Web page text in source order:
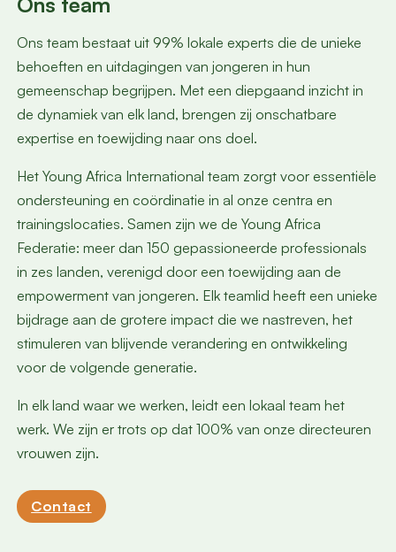
Ons team bestaat uit 99% lokale experts die de unieke
behoeften en uitdagingen van jongeren in hun
gemeenschap begrijpen. Met een diepgaand inzicht in
de dynamiek van elk land, brengen zij onschatbare
expertise en toewijding naar ons doel.
Het Young Africa International team zorgt voor essentiële
ondersteuning en coördinatie in al onze centra en
trainingslocaties. Samen zijn we de Young Africa
Federatie: meer dan 150 gepassioneerde professionals
in zes landen, verenigd door een toewijding aan de
empowerment van jongeren. Elk teamlid heeft een unieke
bijdrage aan de grotere impact die we nastreven, het
stimuleren van blijvende verandering en ontwikkeling
voor de volgende generatie.
In elk land waar we werken, leidt een lokaal team het
werk. We zijn er trots op dat 100% van onze directeuren
vrouwen zijn.
Contact